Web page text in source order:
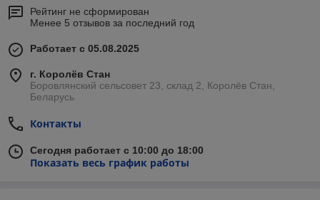
Рейтинг не сформирован
Менее 5 отзывов за последний год
Работает с 05.08.2025
г. Королёв Стан
Боровлянский сельсовет 23, склад 2, Королёв Стан,
Беларусь
Контакты
Сегодня работает с 10:00 до 18:00
Показать весь график работы